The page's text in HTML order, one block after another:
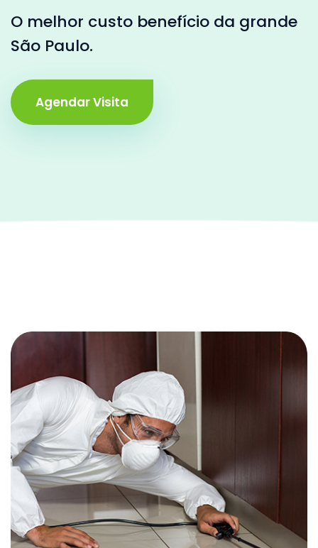
O melhor custo benefício da grande
São Paulo.
Agendar Visita